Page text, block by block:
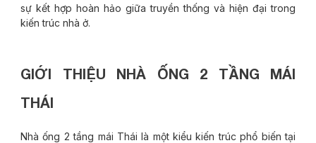
sự kết hợp hoàn hảo giữa truyền thống và hiện đại trong
kiến trúc nhà ở.
GIỚI THIỆU NHÀ ỐNG 2 TẦNG MÁI
THÁI
Nhà ống 2 tầng mái Thái là một kiểu kiến trúc phổ biến tại